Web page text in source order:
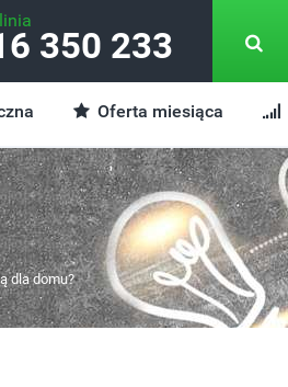
350 233
Oferta miesiąca
dla domu?